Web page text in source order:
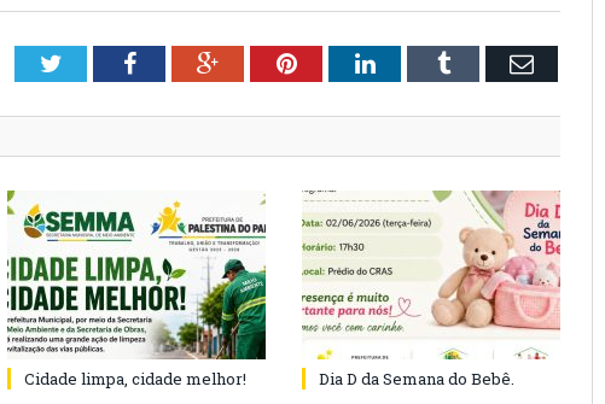
TwitterFacebookGoogle+PinterestLinkedInTumblr Email
Cidade limpa, cidade melhor! Dia D da Semana do Bebê.